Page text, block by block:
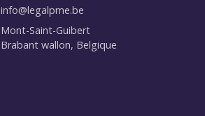
info@legalpme.be
Mont-Saint-Guibert
Brabant wallon, Belgique